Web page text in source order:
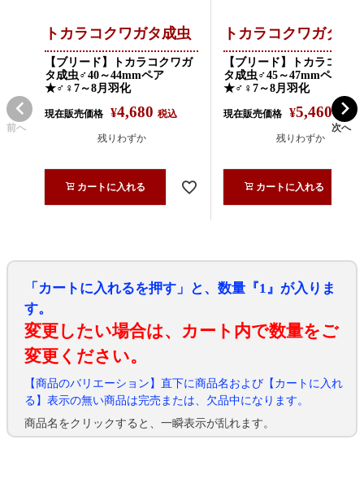
前へ
トカラコクワガタ成虫
【ブリード】トカラコクワガ
タ成虫♂40～44mmペア
★♂♀7～8月羽化
現在販売価格 ¥4,680 税込
残りわずか
カートに入れる
トカラコクワガタ成
【ブリード】トカラコクワ
タ成虫♂45～47mmペア
★♂♀7～8月羽化
現在販売価格 ¥5,460 税込
残りわずか
カートに入れる
次へ
「カートに入れるを押す」と、数量『1』が入りま
す。
変更したい場合は、カート内で数量をご
変更ください。
【商品のバリエーション】直下に商品名および【カートに入れ
る】表示の無い商品は完売または、欠品中になります。
商品名をクリックすると、一瞬表示が乱れます。